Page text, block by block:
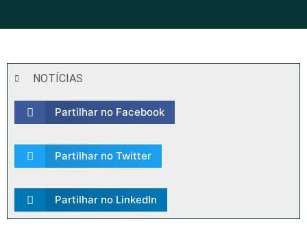
NOTÍCIAS
Partilhar no Facebook
Partilhar no Twitter
Partilhar no LinkedIn